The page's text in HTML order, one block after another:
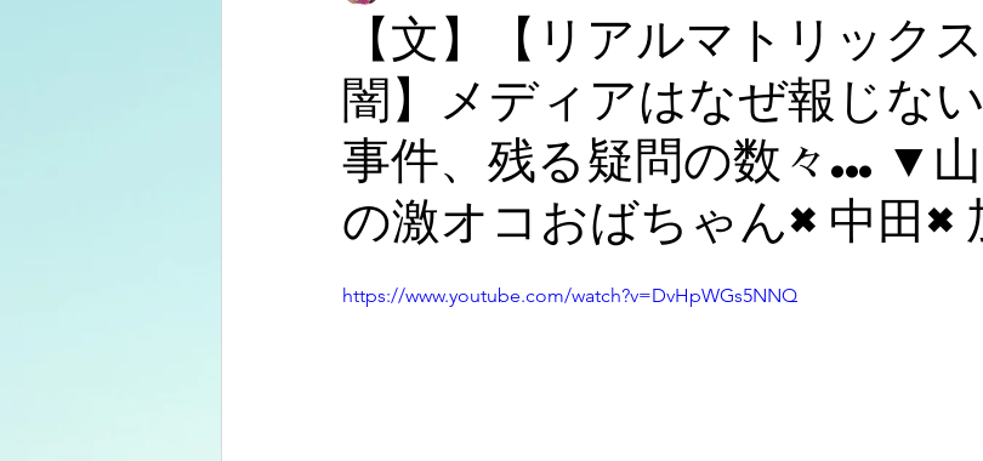
【文】【リアルマトリック
闇】メディアはなぜ報じな
事件、残る疑問の数々…▼
の激オコおばちゃん×中田×
https://www.youtube.com/watch?v=DvHpWGs5NNQ